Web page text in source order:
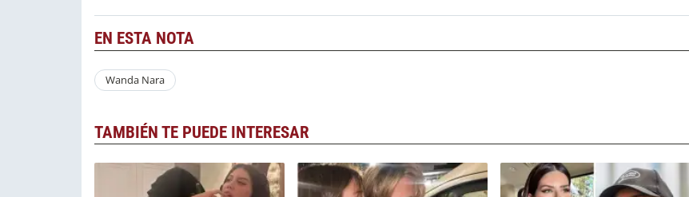
EN ESTA NOTA
Wanda Nara
TAMBIÉN TE PUEDE INTERESAR